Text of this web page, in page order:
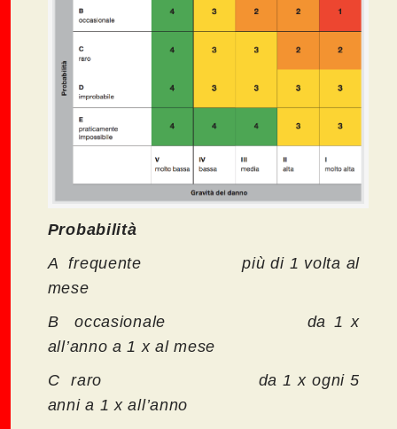
Probabilità
A frequente più di 1 volta al
mese
B occasionale da 1 x
all’anno a 1 x al mese
C raro da 1 x ogni 5
anni a 1 x all’anno